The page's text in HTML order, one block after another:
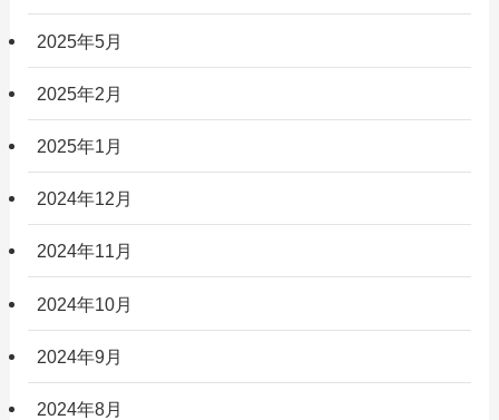
2025年5月
2025年2月
2025年1月
2024年12月
2024年11月
2024年10月
2024年9月
2024年8月